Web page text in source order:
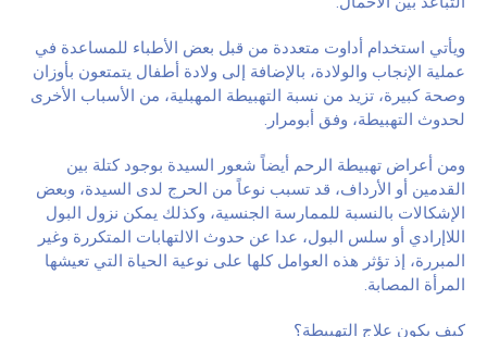
ويأتي استخدام أداوت متعددة من قبل بعض الأطباء للمساعدة في
عملية الإنجاب والولادة، بالإضافة إلى ولادة أطفال يتمتعون بأوزان
وصحة كبيرة، تزيد من نسبة التهبيطة المهبلية، من الأسباب الأخرى
لحدوث التهبيطة، وفق أبومرار.
ومن أعراض تهبيطة الرحم أيضاً شعور السيدة بوجود كتلة بين
القدمين أو الأرداف، قد تسبب نوعاً من الحرج لدى السيدة، وبعض
الإشكالات بالنسبة للممارسة الجنسية، وكذلك يمكن نزول البول
اللاإرادي أو سلس البول، عدا عن حدوث الالتهابات المتكررة وغير
المبررة، إذ تؤثر هذه العوامل كلها على نوعية الحياة التي تعيشها
المرأة المصابة.
كيف يكون علاج التهبيطة؟